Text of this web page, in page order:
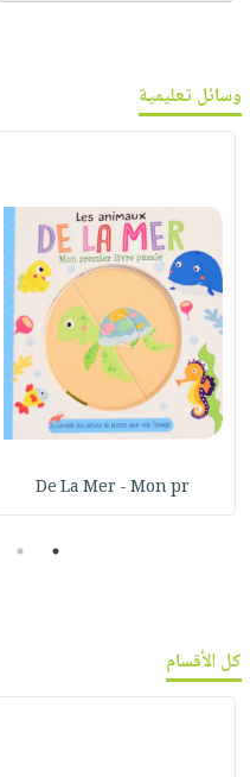
وسائل تعليمية
De La Mer - Mon pr
1
2
كل الأقسام